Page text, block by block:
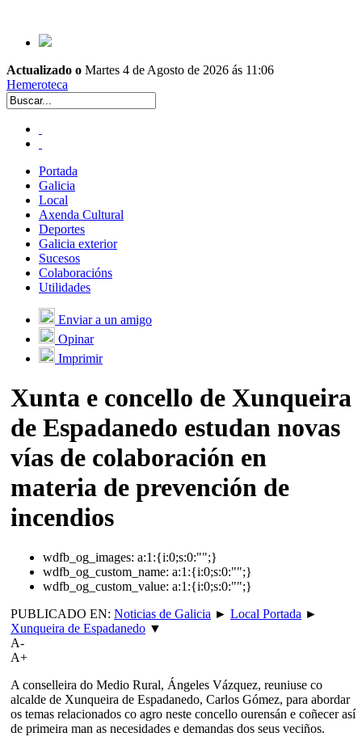
Actualizado o Martes 4 de Agosto de 2026 ás 11:06
Hemeroteca
Portada
Galicia
Local
Axenda Cultural
Deportes
Galicia exterior
Sucesos
Colaboracións
Utilidades
Enviar a un amigo
Opinar
Imprimir
Xunta e concello de Xunqueira
de Espadanedo estudan novas
vías de colaboración en
materia de prevención de
incendios
wdfb_og_images: a:1:{i:0;s:0:"";}
wdfb_og_custom_name: a:1:{i:0;s:0:"";}
wdfb_og_custom_value: a:1:{i:0;s:0:"";}
PUBLICADO EN: Noticias de Galicia ► Local Portada ►
Xunqueira de Espadanedo ▼
A-
A+
A conselleira do Medio Rural, Ángeles Vázquez, reuniuse co
alcalde de Xunqueira de Espadanedo, Carlos Gómez, para abordar
os temas relacionados co agro neste concello ourensán e coñecer así
de primeira man as necesidades e demandas dos seus veciños.